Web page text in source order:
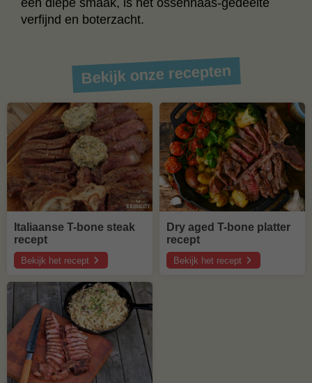
verfijnd en boterzacht.
Bekijk onze recepten
Italiaanse T-bone steak
recept
Bekijk het recept
over
Italiaanse
T-
steak
recept
Dry aged T-bone platter
recept
Bekijk het recept
over
Dry